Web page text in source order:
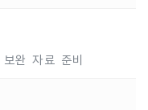
완 자료 준비